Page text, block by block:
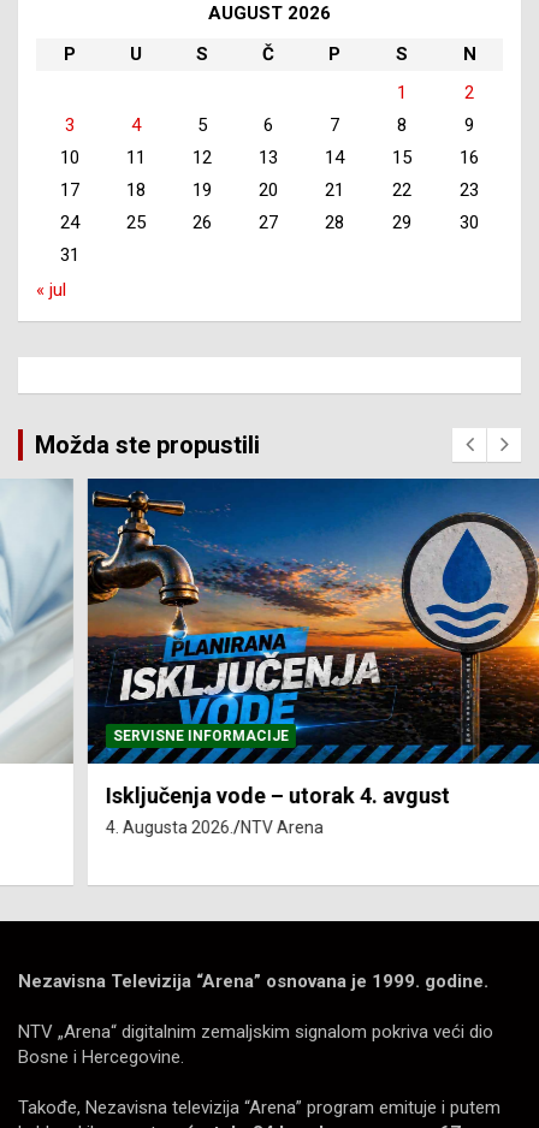
AUGUST 2026
P
U S Č P S
N
1
2
3
4 5 6 7 8
9
10
11 12 13 14 15
16
17
18 19 20 21 22
23
24
25 26 27 28 29
30
31
« jul
Možda ste propustili
SERVISNE INFORMACIJE
Isključenja vode – utorak 4. avgust
4. Augusta 2026. NTV Arena
Nezavisna Televizija “Arena” osnovana je 1999. godine.
NTV „Arena“ digitalnim zemaljskim signalom pokriva veći dio
Bosne i Hercegovine.
Takođe, Nezavisna televizija “Arena” program emituje i putem